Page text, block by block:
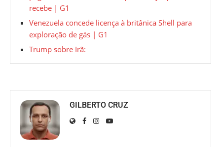
recebe | G1
Venezuela concede licença à britânica Shell para
exploração de gás | G1
Trump sobre Irã:
GILBERTO CRUZ